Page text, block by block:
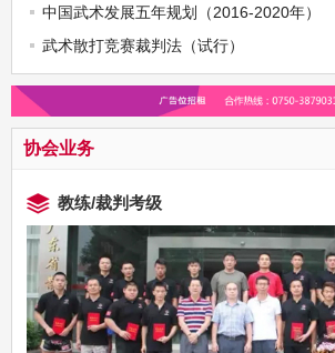
中国武术发展五年规划（2016-2020年）
武术散打竞赛裁判法（试行）
协会业务
教练/裁判考级